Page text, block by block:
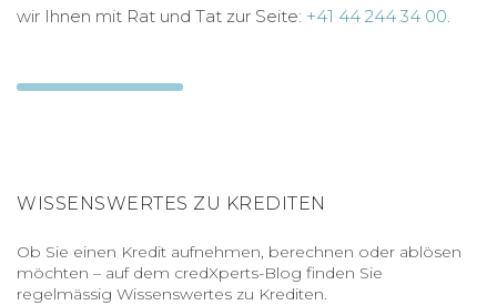
wir Ihnen mit Rat und Tat zur Seite: +41 44 244 34 00.
WISSENSWERTES ZU KREDITEN
Ob Sie einen Kredit aufnehmen, berechnen oder ablösen
möchten – auf dem credXperts-Blog finden Sie
regelmässig Wissenswertes zu Krediten.